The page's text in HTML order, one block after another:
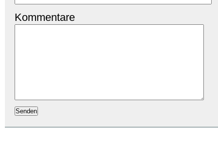
Kommentare